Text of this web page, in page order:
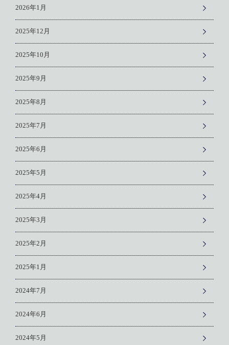
2026年1月
2025年12月
2025年10月
2025年9月
2025年8月
2025年7月
2025年6月
2025年5月
2025年4月
2025年3月
2025年2月
2025年1月
2024年7月
2024年6月
2024年5月